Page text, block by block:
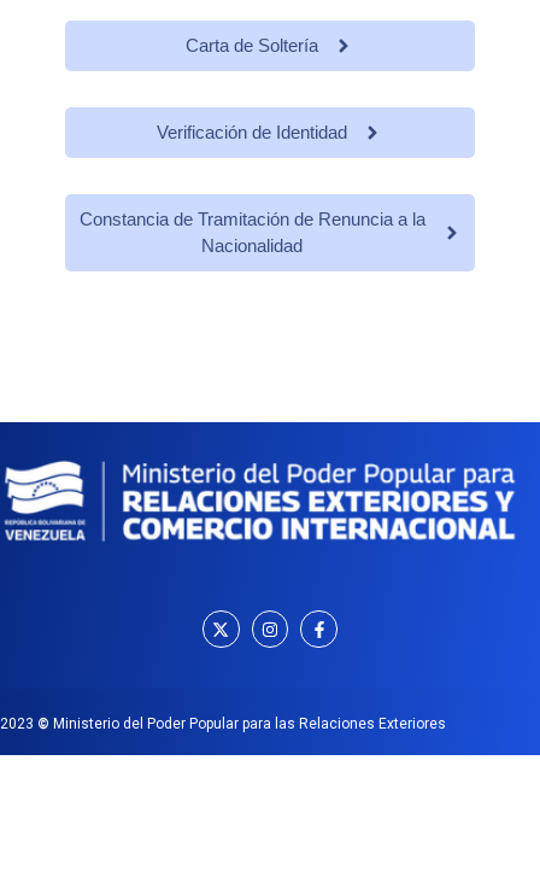
Carta de Soltería
Verificación de Identidad
Constancia de Tramitación de Renuncia a la
Nacionalidad
2023 © Ministerio del Poder Popular para las Relaciones Exteriores